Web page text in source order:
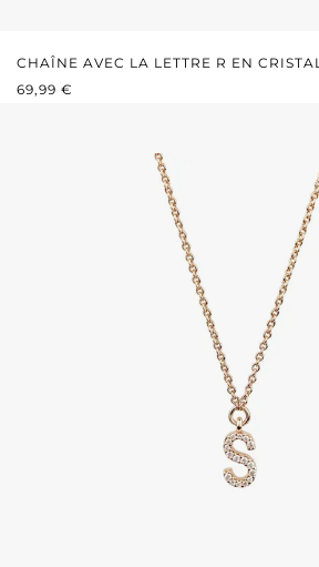
CHAÎNE AVEC LA LETTRE R EN CRISTAL
PRIX RÉGULIER :
69,99 €